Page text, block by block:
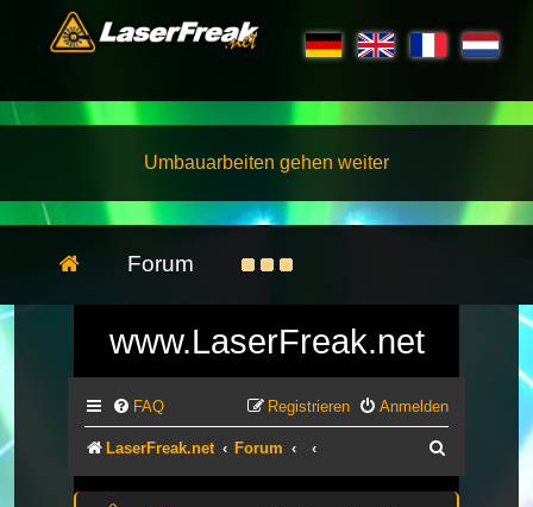
Umbauarbeiten gehen weiter
Forum
www.LaserFreak.net
FAQ Anmelden
Registrieren
LaserFreak.net Forum